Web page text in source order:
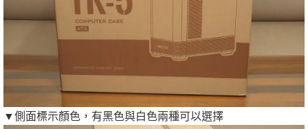
▼側面標示顏色，有黑色與白色兩種可以選擇